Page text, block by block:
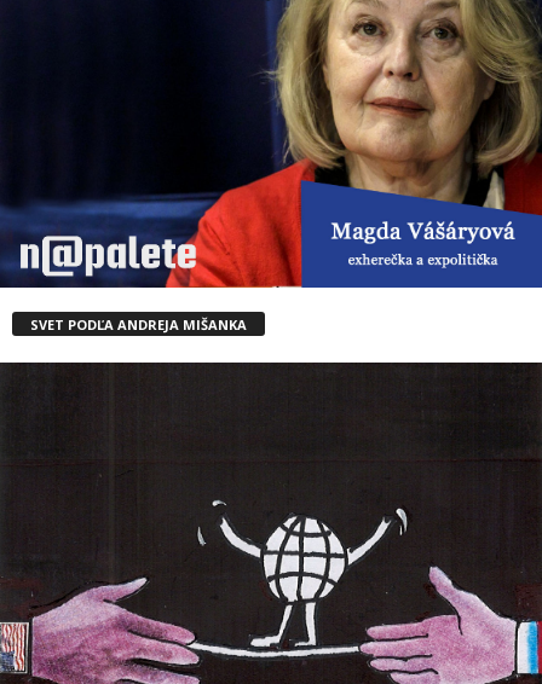
SVET PODĽA ANDREJA MIŠANKA